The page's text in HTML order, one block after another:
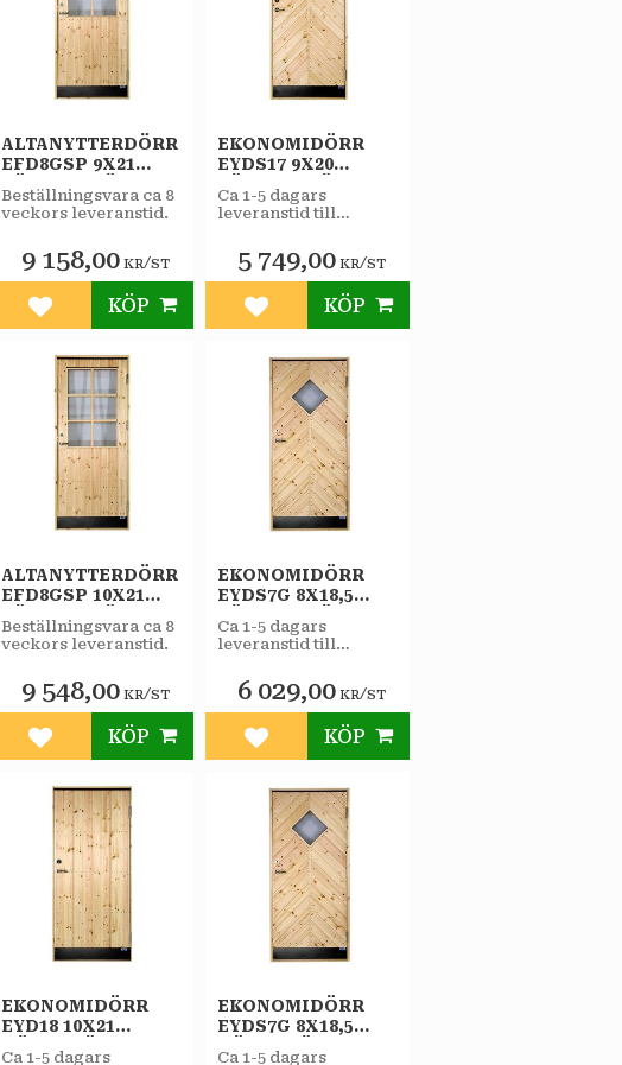
ALTANYTTERDÖRR
EFD8GSP 9X21
VÄNSTERHÄNGD
STAR
VARMFÖRRÅD
SPRÖJS
Beställningsvara ca 8
veckors leveranstid.
9 158,00KR/ST
Lägg till i favoriter
KÖP
EKONOMIDÖRR
EYDS17 9X20
VÄNSTERHÄNGD
STAR
VARMFÖRRÅD
Ca 1-5 dagars
leveranstid till
5 749,00KR/ST
Lägg till i favoriter
KÖP
ALTANYTTERDÖRR
EFD8GSP 10X21
STAR
VARMFÖRRÅD
SPRÖJS
Beställningsvara ca 8
veckors leveranstid.
9 548,00KR/ST
Lägg till i favoriter
KÖP
EKONOMIDÖRR
EYDS7G 8X18,5
STAR
VARMFÖRRÅD
Ca 1-5 dagars
leveranstid till
6 029,00KR/ST
Lägg till i favoriter
KÖP
EKONOMIDÖRR
EYD18 10X21
Ca 1-5 dagars
EKONOMIDÖRR
EYDS7G 8X18,5
Ca 1-5 dagars